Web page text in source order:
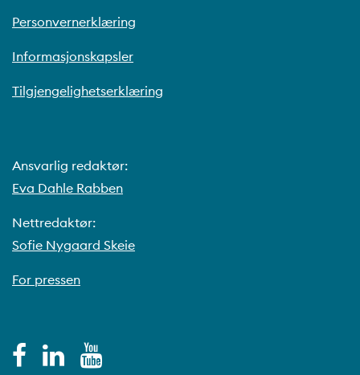
Personvernerklæring
Informasjonskapsler
Tilgjengelighetserklæring
Ansvarlig redaktør:
Eva Dahle Rabben
Nettredaktør:
Sofie Nygaard Skeie
For pressen